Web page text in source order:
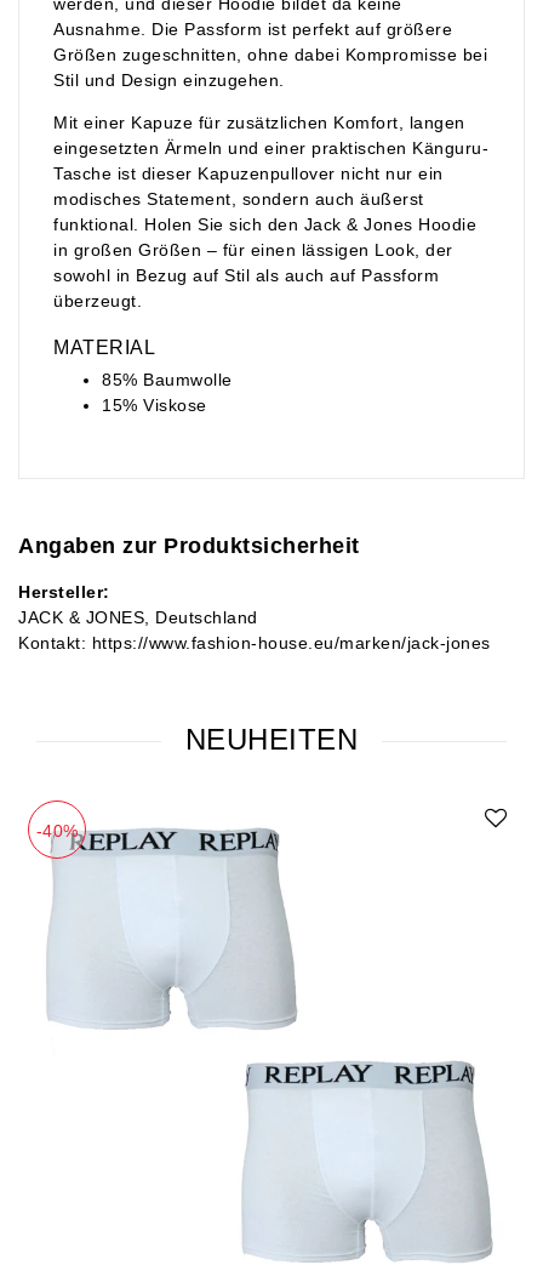
Ausnahme. Die Passform ist perfekt auf größere
Größen zugeschnitten, ohne dabei Kompromisse bei
Stil und Design einzugehen.
Mit einer Kapuze für zusätzlichen Komfort, langen
eingesetzten Ärmeln und einer praktischen Känguru-
Tasche ist dieser Kapuzenpullover nicht nur ein
modisches Statement, sondern auch äußerst
funktional. Holen Sie sich den Jack & Jones Hoodie
in großen Größen – für einen lässigen Look, der
sowohl in Bezug auf Stil als auch auf Passform
überzeugt.
MATERIAL
85% Baumwolle
15% Viskose
Angaben zur Produktsicherheit
Hersteller:
JACK & JONES
Deutschland
Kontakt: https://www.fashion-house.eu/marken/jack-jones
NEUHEITEN
-40%